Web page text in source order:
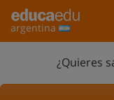
argentina
¿Quieres